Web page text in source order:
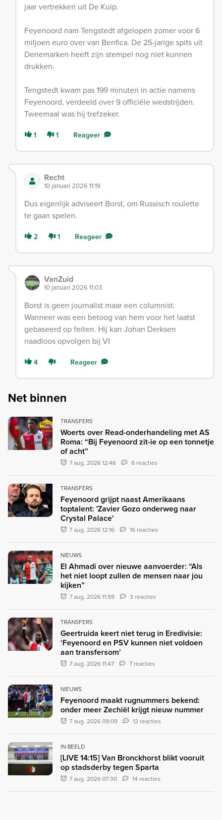
jaar vertrekken uit De Kuip.
Feyenoord nam Tengstedt afgelopen zomer voor 6
miljoen euro over van Benfica. De 25-jarige spits uit
Denemarken heeft zijn stempel nog niet kunnen
drukken.
Tengstedt kwam pas 199 minuten in actie namens
Feyenoord, verdeeld over 9 officiële wedstrijden.
Tweemaal was hij trefzeker.
1 1 Reageer
Recht
10 januari 2026 11:19
Dus eigenlijk adviseert Borst, om Russisch roulette
te gaan spelen.
2 1 Reageer
VanZuid
10 januari 2026 11:03
Borst is geen journalist maar een columnist.
Wanneer was een betoog van hem voor het laatst
gebaseerd op feiten. Hij kan Johan Derksen
naadloos opvolgen bij VI
4 Reageer
Net binnen
TRANSFERS
Woerts over Read-onderhandeling met AS
Roma: “Bij Feyenoord zit-ie op een tonnetje
of acht”
7 aug. 2026 12:46 6 reacties
TRANSFERS
Feyenoord grijpt naast Amerikaans
toptalent: 'Zavier Gozo onderweg naar
Crystal Palace'
7 aug. 2026 12:16 16 reacties
NIEUWS
El Ahmadi over nieuwe aanvoerder: “Als
het niet loopt zullen de mensen naar jou
kijken”
7 aug. 2026 11:59 3 reacties
TRANSFERS
Geertruida keert niet terug in Eredivisie:
‘Feyenoord en PSV kunnen niet voldoen
aan transfersom’
7 aug. 2026 11:47 7 reacties
NIEUWS
Feyenoord maakt rugnummers bekend:
onder meer Zechiël krijgt nieuw nummer
7 aug. 2026 09:09 12 reacties
IN BEELD
[LIVE 14:15] Van Bronckhorst blikt vooruit
op stadsderby tegen Sparta
7 aug. 2026 07:30 14 reacties